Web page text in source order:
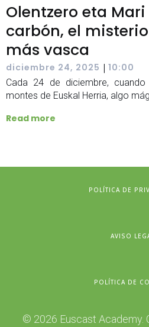
Olentzero eta
carbón, el
más vasca
diciembre 24, 2025 | 10:00
Cada 24 de diciembre,
montes de Euskal Herria, algo
Read more
POLÍTICA DE
AVISO
POLÍTICA DE
© 2026 Euscast Academy.